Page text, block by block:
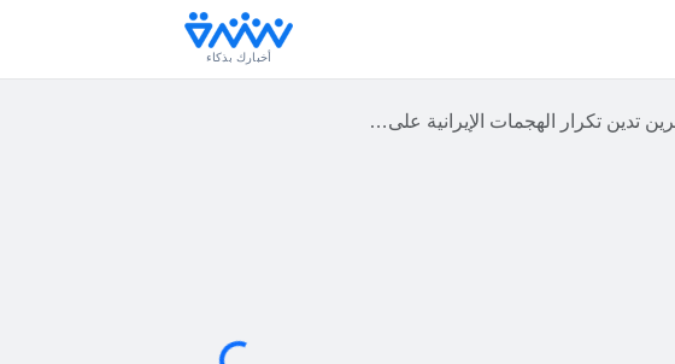
أخبارك بذكاء
تدين تكرار الهجمات الإيرانية على أراضيها وتطالب بمساءلة دولية